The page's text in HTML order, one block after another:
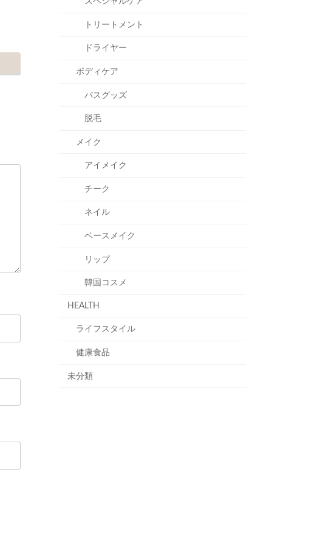
トリートメント
ドライヤー
ボディケア
バスグッズ
脱毛
メイク
アイメイク
チーク
ネイル
ベースメイク
リップ
韓国コスメ
HEALTH
ライフスタイル
健康食品
未分類